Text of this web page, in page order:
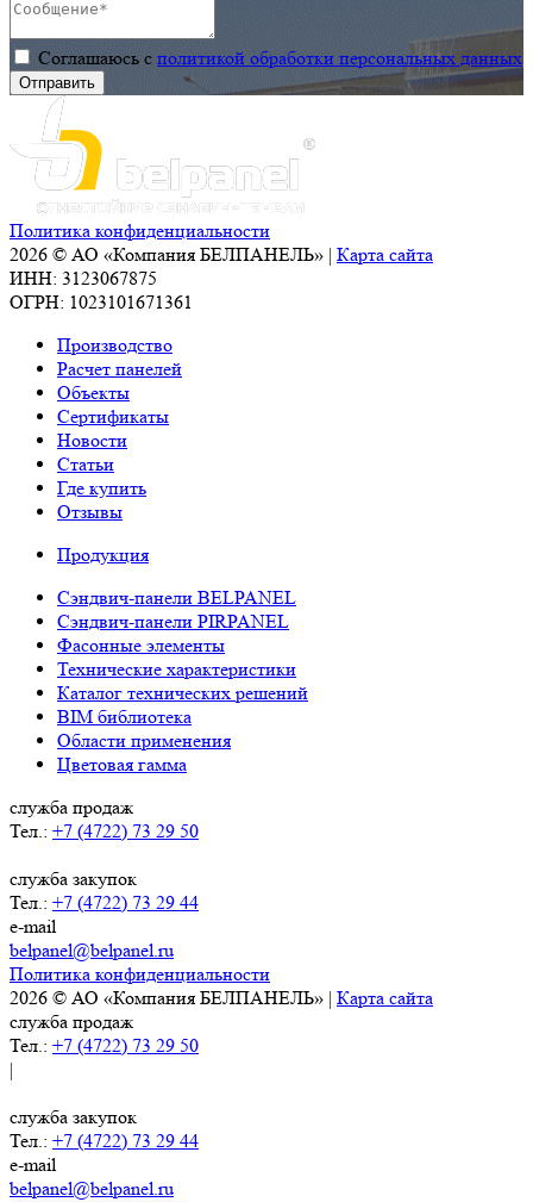
Соглашаюсь с политикой обработки персональных данных
Политика конфиденциальности
2026 © АО «Компания БЕЛПАНЕЛЬ» | Карта сайта
ИНН: 3123067875
ОГРН: 1023101671361
Производство
Расчет панелей
Объекты
Сертификаты
Новости
Статьи
Где купить
Отзывы
Продукция
Сэндвич-панели BELPANEL
Сэндвич-панели PIRPANEL
Фасонные элементы
Технические характеристики
Каталог технических решений
BIM библиотека
Области применения
Цветовая гамма
служба продаж
Тел.: +7 (4722) 73 29 50
служба закупок
Тел.: +7 (4722) 73 29 44
e-mail
belpanel@belpanel.ru
Политика конфиденциальности
2026 © АО «Компания БЕЛПАНЕЛЬ» | Карта сайта
служба продаж
Тел.: +7 (4722) 73 29 50
|
служба закупок
Тел.: +7 (4722) 73 29 44
e-mail
belpanel@belpanel.ru